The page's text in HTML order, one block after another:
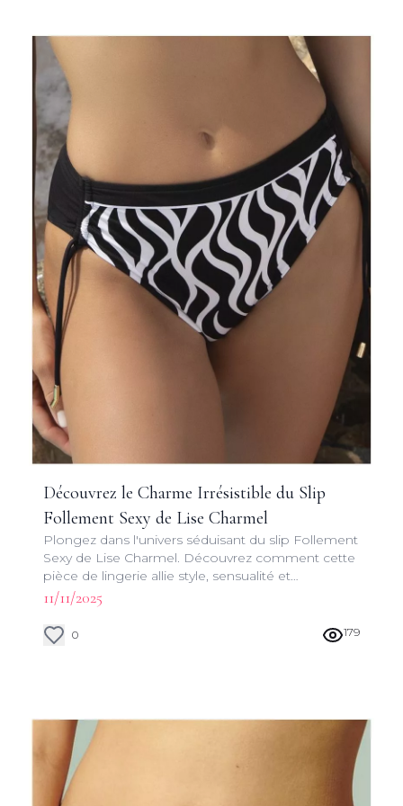
Découvrez le Charme Irrésistible du Slip
Follement Sexy de Lise Charmel
Plongez dans l'univers séduisant du slip Follement
Sexy de Lise Charmel. Découvrez comment cette
pièce de lingerie allie style, sensualité et
raffinement pour sublimer votre silhouette.
11/11/2025
0 179